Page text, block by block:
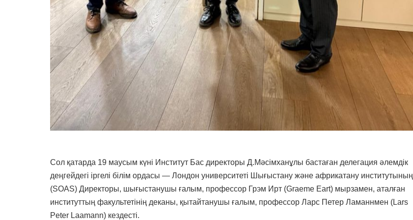
Сол қатарда 19 маусым күні Институт Бас директоры Д.Мәсімханұлы бастаған делегация әлемдік
деңгейдегі іргелі білім ордасы — Лондон университеті Шығыстану және африкатану институтының
(SOAS) Директоры, шығыстанушы ғалым, профессор Грэм Ирт (Graeme Eart) мырзамен, аталған
институттың факультетінің деканы, қытайтанушы ғалым, профессор Ларс Петер Ламаннмен (Lars
Peter Laamann) кездесті.